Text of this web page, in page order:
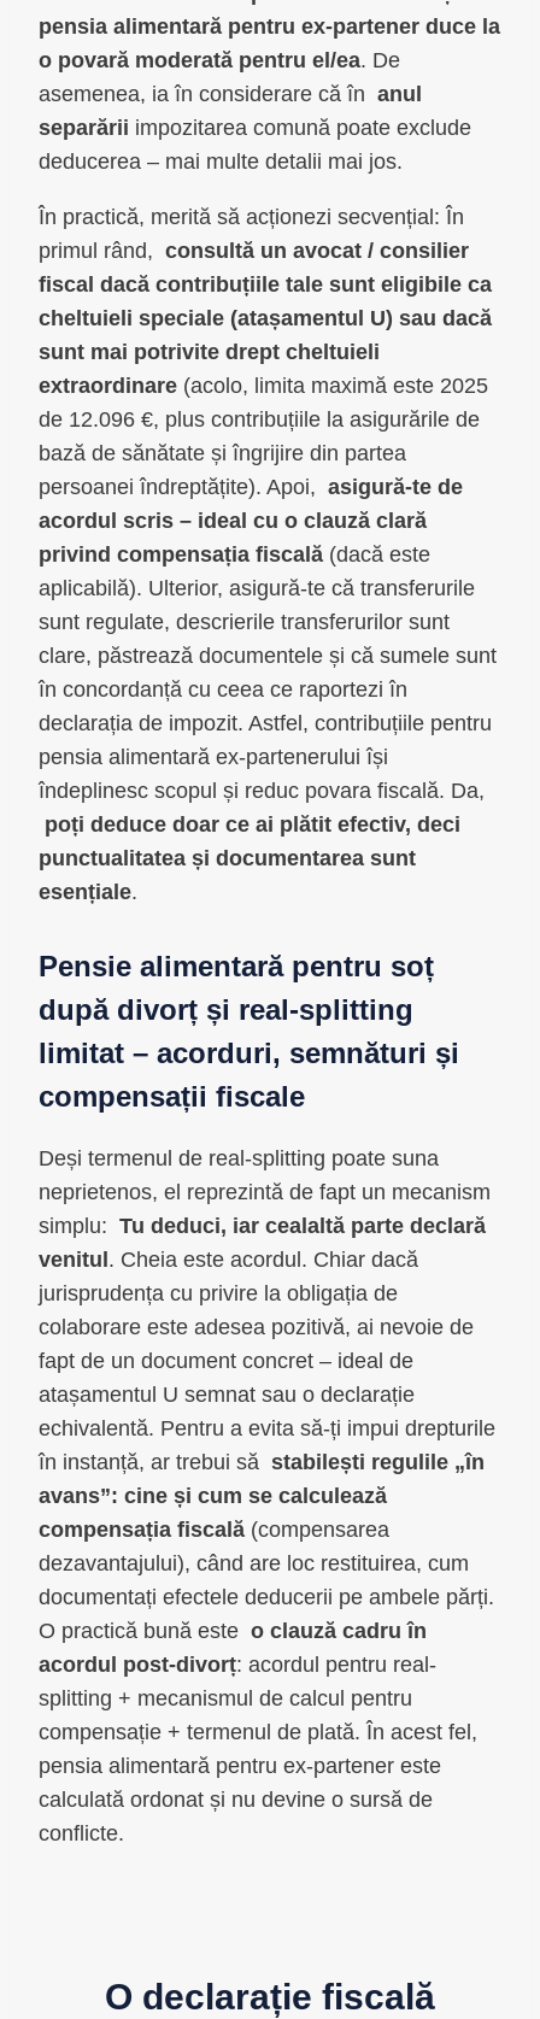
pensia alimentară pentru ex-partener duce la
o povară moderată pentru el/ea. De
asemenea, ia în considerare că în anul
separării impozitarea comună poate exclude
deducerea – mai multe detalii mai jos.
În practică, merită să acționezi secvențial: În
primul rând, consultă un avocat / consilier
fiscal dacă contribuțiile tale sunt eligibile ca
cheltuieli speciale (atașamentul U) sau dacă
sunt mai potrivite drept cheltuieli
extraordinare (acolo, limita maximă este 2025
de 12.096 €, plus contribuțiile la asigurările de
bază de sănătate și îngrijire din partea
persoanei îndreptățite). Apoi, asigură-te de
acordul scris – ideal cu o clauză clară
privind compensația fiscală (dacă este
aplicabilă). Ulterior, asigură-te că transferurile
sunt regulate, descrierile transferurilor sunt
clare, păstrează documentele și că sumele sunt
în concordanță cu ceea ce raportezi în
declarația de impozit. Astfel, contribuțiile pentru
pensia alimentară ex-partenerului își
îndeplinesc scopul și reduc povara fiscală. Da,
poți deduce doar ce ai plătit efectiv, deci
punctualitatea și documentarea sunt
esențiale.
Pensie alimentară pentru soț
după divorț și real-splitting
limitat – acorduri, semnături și
compensații fiscale
Deși termenul de real-splitting poate suna
neprietenos, el reprezintă de fapt un mecanism
simplu: Tu deduci, iar cealaltă parte declară
venitul . Cheia este acordul. Chiar dacă
jurisprudența cu privire la obligația de
colaborare este adesea pozitivă, ai nevoie de
fapt de un document concret – ideal de
atașamentul U semnat sau o declarație
echivalentă. Pentru a evita să-ți impui drepturile
în instanță, ar trebui să stabilești regulile „în
avans”: cine și cum se calculează
compensația fiscală (compensarea
dezavantajului), când are loc restituirea, cum
documentați efectele deducerii pe ambele părți.
O practică bună este o clauză cadru în
acordul post-divorț: acordul pentru real-
splitting + mecanismul de calcul pentru
compensație + termenul de plată. În acest fel,
pensia alimentară pentru ex-partener este
calculată ordonat și nu devine o sursă de
conflicte.
O declarație fiscală